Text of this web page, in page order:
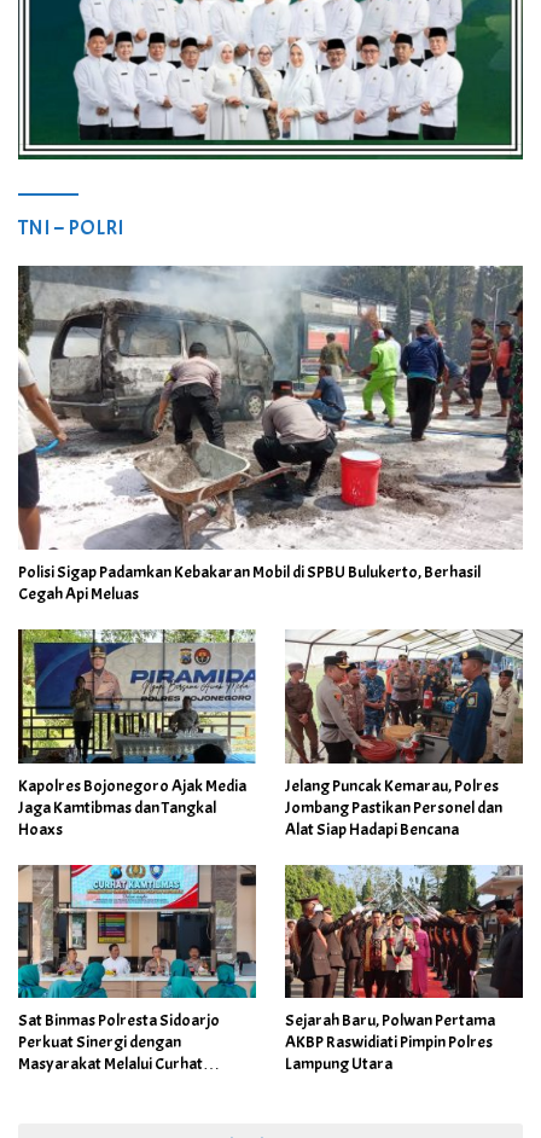
TNI – POLRI
Polisi Sigap Padamkan Kebakaran Mobil di SPBU Bulukerto, Berhasil
Cegah Api Meluas
Kapolres Bojonegoro Ajak Media
Jaga Kamtibmas dan Tangkal
Hoaxs
Jelang Puncak Kemarau, Polres
Jombang Pastikan Personel dan
Alat Siap Hadapi Bencana
Sat Binmas Polresta Sidoarjo
Perkuat Sinergi dengan
Masyarakat Melalui Curhat
Sejarah Baru, Polwan Pertama
AKBP Raswidiati Pimpin Polres
Lampung Utara